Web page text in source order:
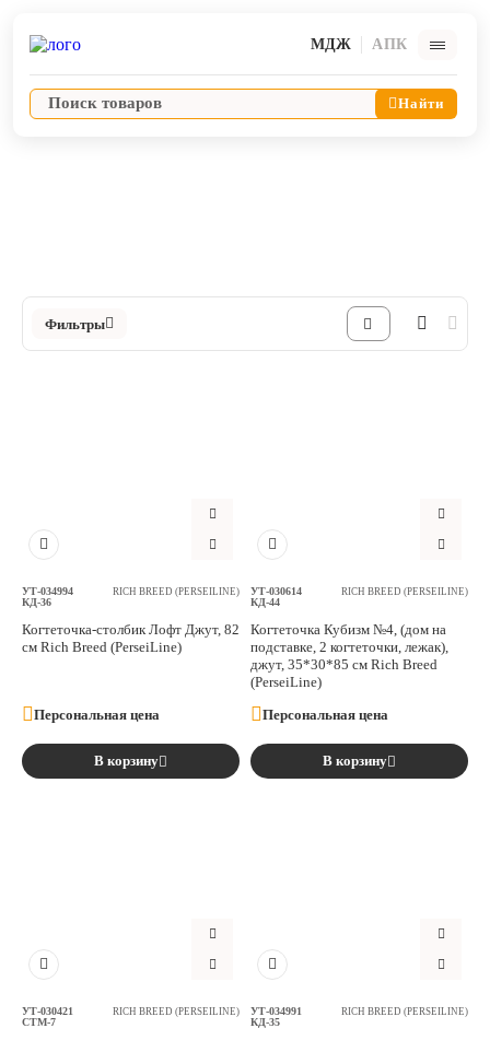
МДЖ АПК
Найти
Шовный материал
Фильтры
УТ-034994
КД-36
RICH BREED (PERSEILINE)
Когтеточка-столбик Лофт Джут, 82
см Rich Breed (PerseiLine)
Персональная цена
В корзину
УТ-030614
КД-44
RICH BREED (PERSEILINE)
Когтеточка Кубизм №4, (дом на
подставке, 2 когтеточки, лежак),
джут, 35*30*85 см Rich Breed
(PerseiLine)
Персональная цена
В корзину
УТ-030421
СТМ-7
RICH BREED (PERSEILINE)
УТ-034991
КД-35
RICH BREED (PERSEILINE)